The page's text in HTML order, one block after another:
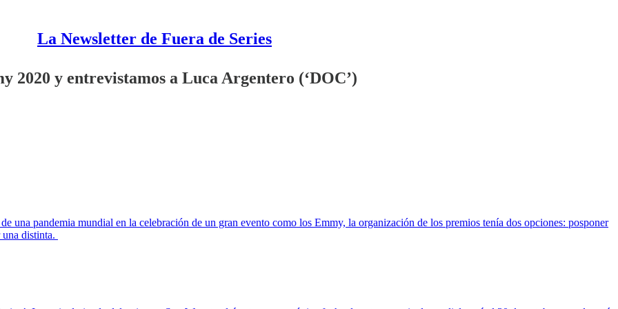
La Newsletter de Fuera de Series
2020 y entrevistamos a Luca Argentero (‘DOC’)
una pandemia mundial en la celebración de un gran evento como los Emmy, la organización de los premios tenía dos opciones: posponer
distinta.